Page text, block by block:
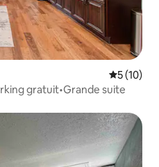
5 (10)
gratuit•Grande suite